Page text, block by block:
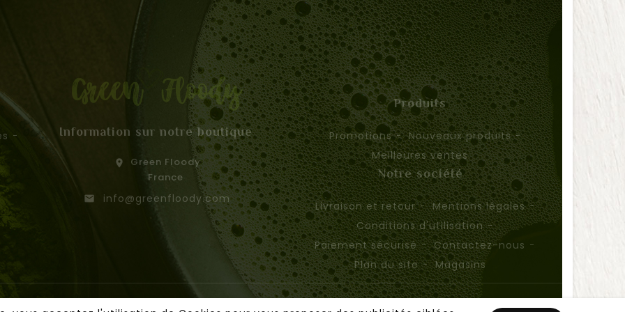
Information sur notre boutique
Green Floody
info@greenfloody.com
Produits
Promotions
Nouveaux produits
Meilleures ventes
Notre société
Livraison et retour
Mentions légales
Conditions d'utilisation
Paiement sécurisé
Contactez-nous
Plan du site
Magasins